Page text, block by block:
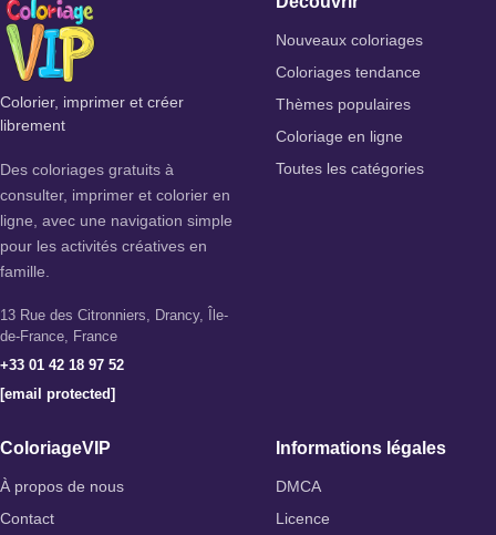
Colorier, imprimer et créer
librement
Des coloriages gratuits à
consulter, imprimer et colorier en
ligne, avec une navigation simple
pour les activités créatives en
famille.
13 Rue des Citronniers, Drancy, Île-
de-France, France
+33 01 42 18 97 52
[email protected]
Nouveaux coloriages
Coloriages tendance
Thèmes populaires
Coloriage en ligne
Toutes les catégories
ColoriageVIP
À propos de nous
Contact
Informations légales
DMCA
Licence